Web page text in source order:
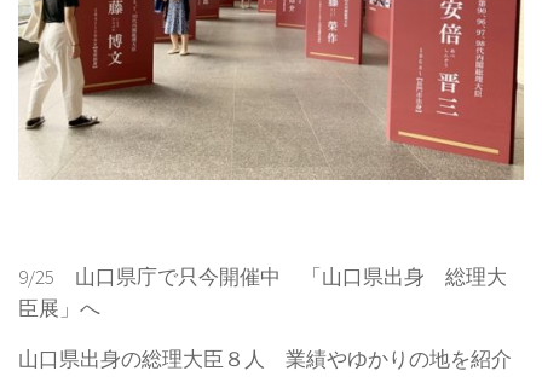
9/25 山口県庁で只今開催中 「山口県出身 総理大
臣展」へ
山口県出身の総理大臣８人 業績やゆかりの地を紹介